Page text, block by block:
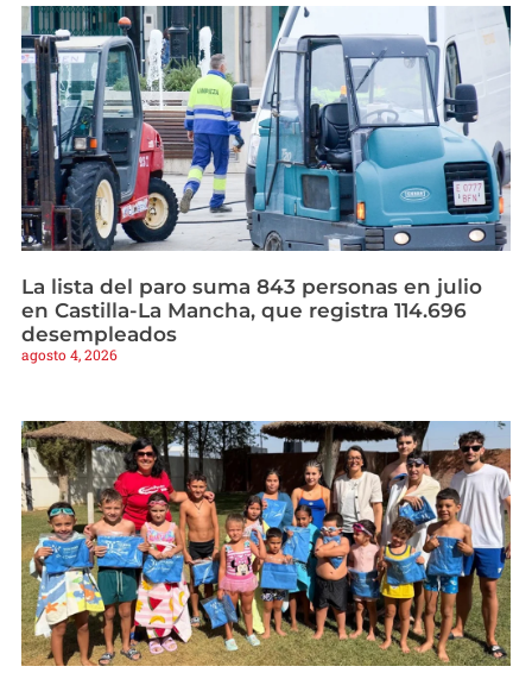
La lista del paro suma 843 personas en julio
en Castilla-La Mancha, que registra 114.696
desempleados
agosto 4, 2026